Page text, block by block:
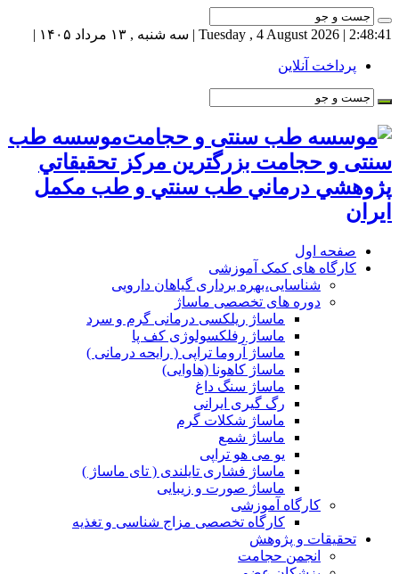
2:48:41 | Tuesday , 4 August 2026 | سه شنبه , ۱۳ مرداد ۱۴۰۵ |
پرداخت آنلاین
موسسه طب
سنتی و حجامت بزرگترين مركز تحقيقاتي
پژوهشي درماني طب سنتي و طب مكمل
ايران
صفحه اول
کارگاه های کمک آموزشی
شناسایی،بهره برداری گیاهان دارویی
دوره های تخصصی ماساژ
ماساژ ریلکسی درمانی گرم و سرد
ماساژ رفلکسولوژی کف پا
ماساژ آروما تراپی ( رایحه درمانی )
ماساژ کاهونا (هاوایی)
ماساژ سنگ داغ
رگ گیری ایرانی
ماساژ شکلات گرم
ماساژ شمع
یو می هو تراپی
ماساژ فشاری تایلندی ( تای ماساژ )
ماساژ صورت و زیبایی
کارگاه آموزشی
کارگاه تخصصی مزاج شناسی و تغذیه
تحقیقات و پژوهش
انجمن حجامت